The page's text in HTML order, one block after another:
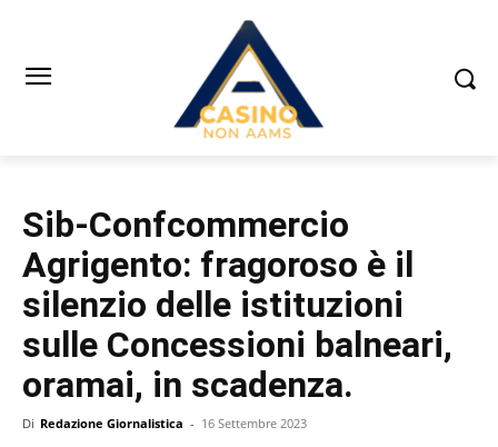
Sib-Confcommercio
Agrigento: fragoroso è il
silenzio delle istituzioni
sulle Concessioni balneari,
oramai, in scadenza.
Di Redazione Giornalistica - 16 Settembre 2023